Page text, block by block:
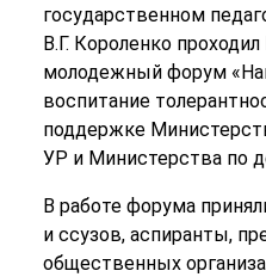
государственном
В.Г. Короленко
молодежный форум
воспитание
поддержке
УР и Министерства по
В работе форума
и ссузов, аспиранты,
общественных